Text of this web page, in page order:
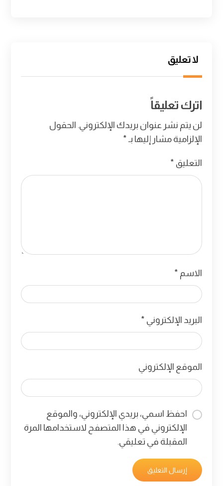
لا تعليق
اترك تعليقاً
لن يتم نشر عنوان بريدك الإلكتروني. الحقول
الإلزامية مشار إليها بـ *
التعليق *
الاسم *
البريد الإلكتروني *
الموقع الإلكتروني
احفظ اسمي، بريدي الإلكتروني، والموقع
الإلكتروني في هذا المتصفح لاستخدامها المرة
المقبلة في تعليقي.